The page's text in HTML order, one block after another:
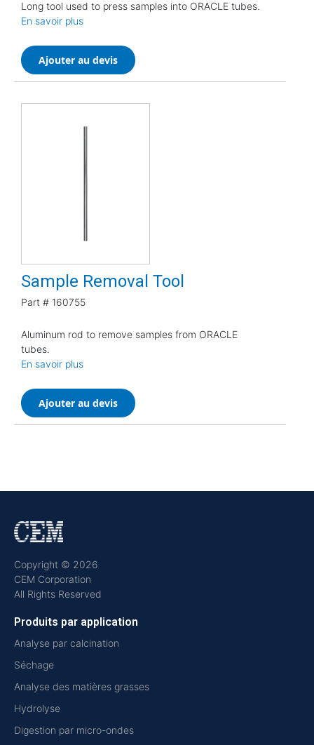
Long tool used to press samples into ORACLE tubes.
En savoir plus
Ajouter au devis
Sample Removal Tool
Part # 160755
Aluminum rod to remove samples from ORACLE
tubes.
En savoir plus
Ajouter au devis
Copyright © 2026
CEM Corporation
All Rights Reserved
Produits par application
Analyse par calcination
Séchage
Analyse des matières grasses
Hydrolyse
Digestion par micro-ondes